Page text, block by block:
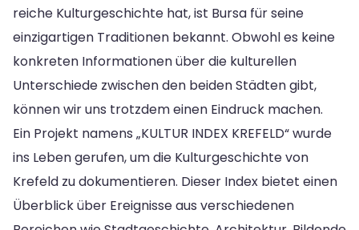
reiche Kulturgeschichte hat, ist Bursa für seine
einzigartigen Traditionen bekannt. Obwohl es keine
konkreten Informationen über die kulturellen
Unterschiede zwischen den beiden Städten gibt,
können wir uns trotzdem einen Eindruck machen.
Ein Projekt namens „KULTUR INDEX KREFELD“ wurde
ins Leben gerufen, um die Kulturgeschichte von
Krefeld zu dokumentieren. Dieser Index bietet einen
Überblick über Ereignisse aus verschiedenen